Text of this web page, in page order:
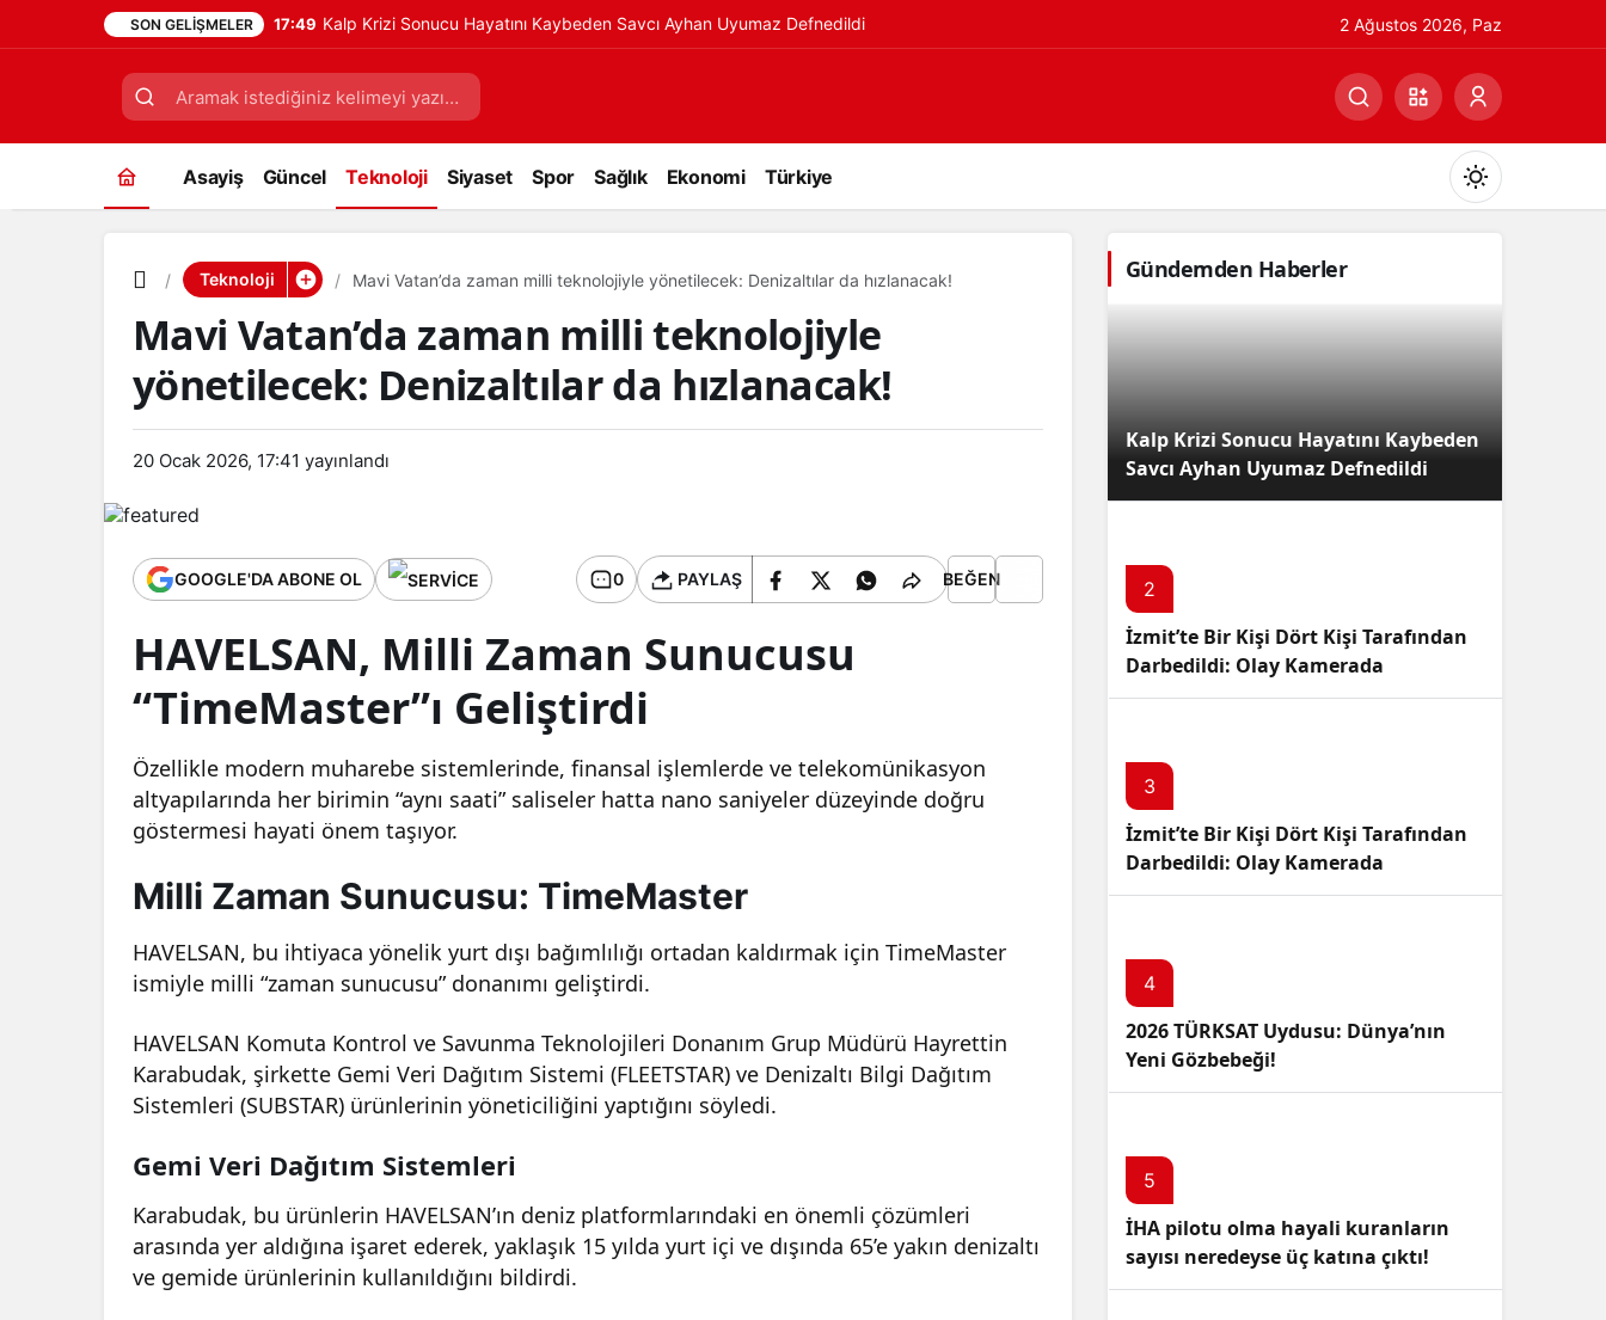
SON GELIŞMELER 17:49 Kalp Krizi Sonucu Hayatını Kaybeden Savcı Ayhan Uyumaz Defnedildi 2 Ağustos 2026, Paz
Asayiş Güncel Teknoloji Siyaset Spor Sağlık Ekonomi Türkiye
Gece Modu
Gece modunu seçin.
Teknoloji Mavi Vatan’da zaman milli teknolojiyle yönetilecek: Denizaltılar da hızlanacak!
Mavi Vatan’da zaman milli teknolojiyle
yönetilecek: Denizaltılar da hızlanacak!
20 Ocak 2026, 17:41 yayınlandı
GOOGLE'DA ABONE OL 0 PAYLAŞ BEĞEN
HAVELSAN, Milli Zaman Sunucusu
“TimeMaster”ı Geliştirdi
Özellikle modern muharebe sistemlerinde, finansal işlemlerde ve telekomünikasyon
altyapılarında her birimin “aynı saati” saliseler hatta nano saniyeler düzeyinde doğru
göstermesi hayati önem taşıyor.
Milli Zaman Sunucusu: TimeMaster
HAVELSAN, bu ihtiyaca yönelik yurt dışı bağımlılığı ortadan kaldırmak için TimeMaster
ismiyle milli “zaman sunucusu” donanımı geliştirdi.
HAVELSAN Komuta Kontrol ve Savunma Teknolojileri Donanım Grup Müdürü Hayrettin
Karabudak, şirkette Gemi Veri Dağıtım Sistemi (FLEETSTAR) ve Denizaltı Bilgi Dağıtım
Sistemleri (SUBSTAR) ürünlerinin yöneticiliğini yaptığını söyledi.
Gemi Veri Dağıtım Sistemleri
Karabudak, bu ürünlerin HAVELSAN’ın deniz platformlarındaki en önemli çözümleri
arasında yer aldığına işaret ederek, yaklaşık 15 yılda yurt içi ve dışında 65’e yakın denizaltı
ve gemide ürünlerinin kullanıldığını bildirdi.
Gündemden Haberler
Kalp Krizi Sonucu Hayatını Kaybeden
Savcı Ayhan Uyumaz Defnedildi
2
İzmit’te Bir Kişi Dört Kişi Tarafından
Darbedildi: Olay Kamerada
3
İzmit’te Bir Kişi Dört Kişi Tarafından
Darbedildi: Olay Kamerada
4
2026 TÜRKSAT Uydusu: Dünya’nın
Yeni Gözbebeği!
5
İHA pilotu olma hayali kuranların
sayısı neredeyse üç katına çıktı!